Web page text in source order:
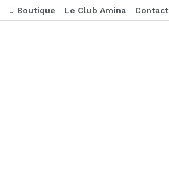
Boutique Le Club Amina Contact